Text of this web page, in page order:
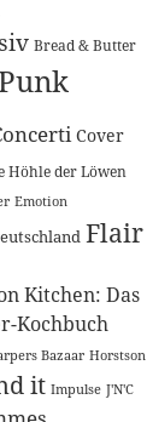
Bread & Butter
Cover
Höhle der Löwen
Emotion
Flair
Kitchen: Das
Kochbuch
Bazaar Horstson
it Impulse J'N'C